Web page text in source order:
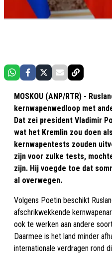
MOSKOU (ANP/RTR) -
kernwapenwedloop met
Dat zei president Vladimir
wat het Kremlin zou doen
kernwapentests zouden
zijn voor zulke tests,
zijn. Hij voegde toe dat
al overwegen.
Volgens Poetin beschikt
afschrikwekkende
ook te werken aan andere
Daarmee is het land minder
internationale verdragen rond